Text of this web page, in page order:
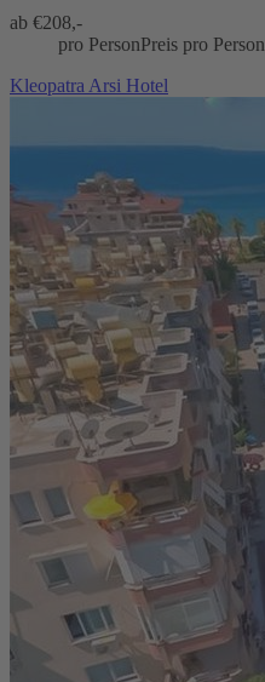
ab €208,-
pro PersonPreis pro Person
Kleopatra Arsi Hotel